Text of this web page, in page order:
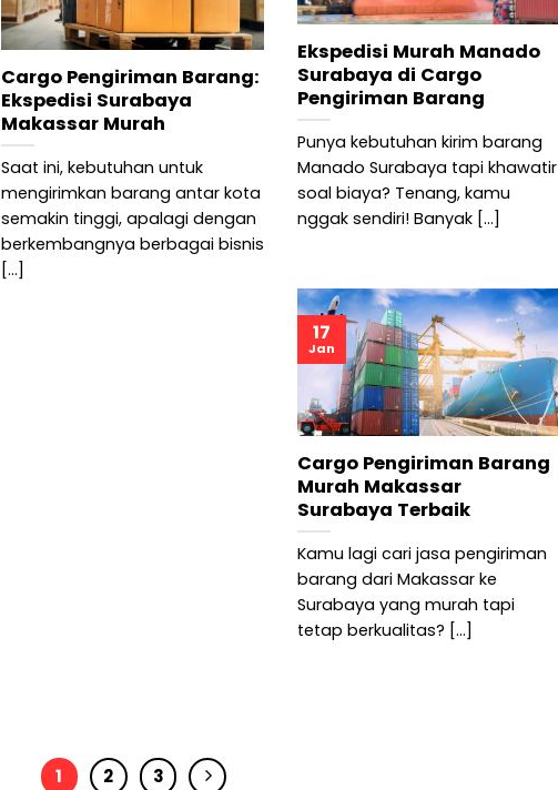
Ekspedisi Murah Manado
Surabaya di Cargo
Pengiriman Barang
Punya kebutuhan kirim barang
Manado Surabaya tapi khawatir
soal biaya? Tenang, kamu
nggak sendiri! Banyak [...]
Cargo Pengiriman Barang:
Ekspedisi Surabaya
Makassar Murah
Saat ini, kebutuhan untuk
mengirimkan barang antar kota
semakin tinggi, apalagi dengan
berkembangnya berbagai bisnis
[...]
Cargo Pengiriman Barang
Murah Makassar
Surabaya Terbaik
Kamu lagi cari jasa pengiriman
barang dari Makassar ke
Surabaya yang murah tapi
tetap berkualitas? [...]
17
Jan
1 2 3